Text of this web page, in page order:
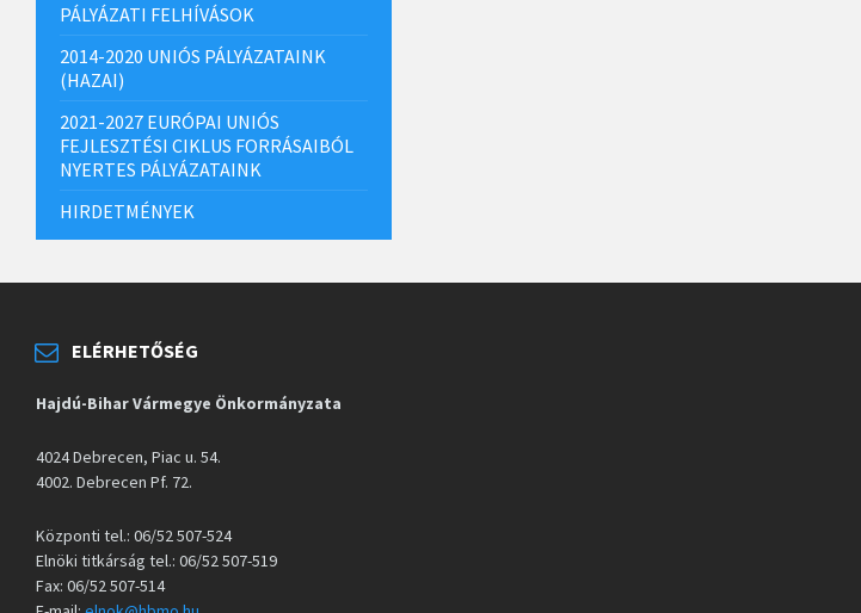
PÁLYÁZATI FELHÍVÁSOK
2014-2020 UNIÓS PÁLYÁZATAINK
(HAZAI)
2021-2027 EURÓPAI UNIÓS
FEJLESZTÉSI CIKLUS FORRÁSAIBÓL
NYERTES PÁLYÁZATAINK
HIRDETMÉNYEK
ELÉRHETŐSÉG
Hajdú-Bihar Vármegye Önkormányzata
4024 Debrecen, Piac u. 54.
4002. Debrecen Pf. 72.
Központi tel.: 06/52 507-524
Elnöki titkárság tel.: 06/52 507-519
Fax: 06/52 507-514